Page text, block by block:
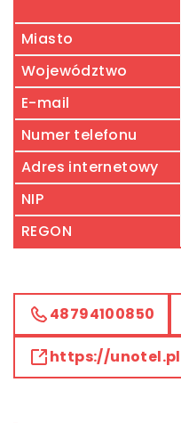
Miasto
Województwo
E-mail
Numer telefonu
Adres internetowy
NIP
REGON
48794100850
https://unotel.pl